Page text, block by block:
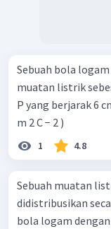
Sebuah bola
muatan listrik
P yang berjarak 6 cm
m 2 C − 2 )
1 4.8
Sebuah muatan
didistribusikan
bola logam